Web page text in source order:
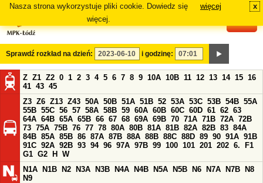
Nasza strona wykorzystuje pliki cookie. Dowiedz się
więcej.
więcej x
Sprawdź rozkład na dzień: i godzinę:
Z Z1 Z2 0 1 2 3 4 5 6 7 8 9 10A 10B 11 12 13 14 15 16
41 43 45
Z3 Z6 Z13 Z43 50A 50B 51A 51B 52 53A 53C 53B 54B 55A
55B 55C 56 57 58A 58B 59 60A 60B 60C 60D 61 62 63
64A 64B 65A 65B 66 67 68 69A 69B 70 71A 71B 72A 72B
73 75A 75B 76 77 78 80A 80B 81A 81B 82A 82B 83 84A
84B 85A 85B 86 87A 87B 88A 88B 88C 88D 89 90 91A 91B
91C 92A 92B 93 94 96 97A 97B 99 100 101 201 202 6.
F1
G1 G2 H
W
N1A
N1B N2 N3A N3B N4A N4B N5A N5B N6 N7A N7B
N8
N9